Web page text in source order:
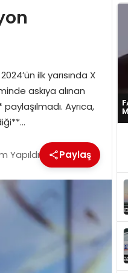
ilk yarısında X
askıya alınan
Ayrıca,
Yapıldı Paylaş